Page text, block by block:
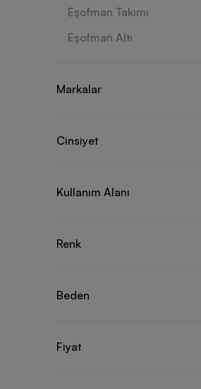
Eşofman Takımı
Eşofman Altı
Markalar
Cinsiyet
Kullanım Alanı
Renk
Beden
Fiyat